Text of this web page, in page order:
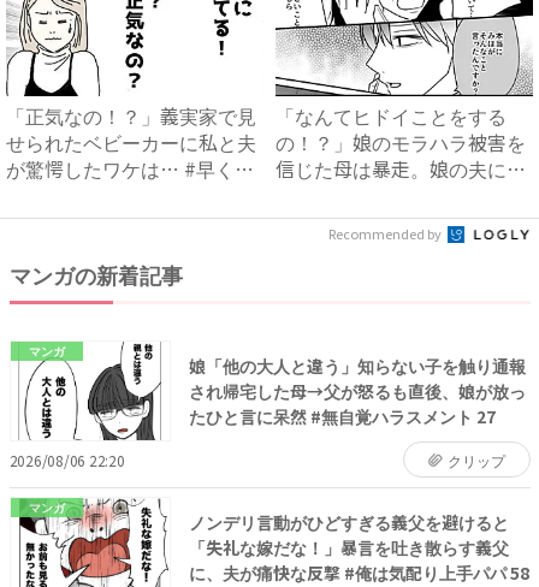
「正気なの！？」義実家で見
せられたベビーカーに私と夫
が驚愕したワケは… #早く
「なんてヒドイことをする
の！？」娘のモラハラ被害を
信じた母は暴走。娘の夫に電
Recommended by
マンガの新着記事
マンガ
娘「他の大人と違う」知らない子を触り通報
され帰宅した母→父が怒るも直後、娘が放っ
たひと言に呆然 #無自覚ハラスメント 27
2026/08/06 22:20 クリップ
マンガ
ノンデリ言動がひどすぎる義父を避けると
「失礼な嫁だな！」暴言を吐き散らす義父
に、夫が痛快な反撃 #俺は気配り上手パパ 58